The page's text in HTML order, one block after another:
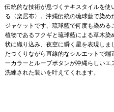
ダーウェア
伝統的な技術が息づくテキスタイルを
る〈楽居布〉。沖縄伝統の琉球藍で染
ジャケットです。琉球藍で何度も染め
植物であるフクギと琉球藍による草木
状に織り込み、夜空に瞬く星を表現しま
たつくりながら直線的なシルエットで端
ーカラーとループボタンが沖縄らしい
洗練された装いを叶えてくれます。